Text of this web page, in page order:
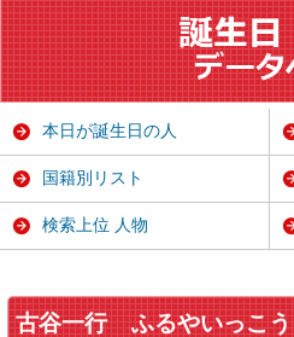
古谷一行 ふるやいっこう
本日が誕生日の人
国籍別リスト
検索上位 人物